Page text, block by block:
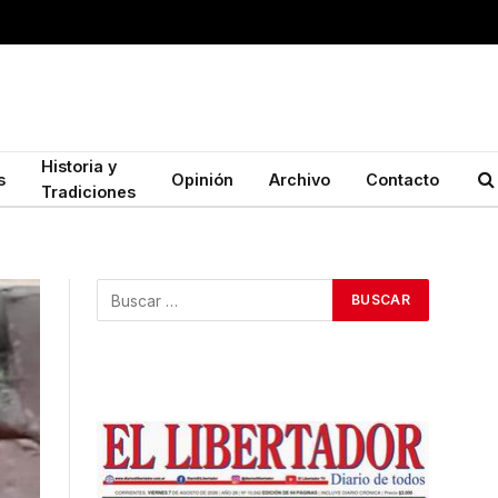
Historia y
Tradiciones
Opinión Archivo Contacto